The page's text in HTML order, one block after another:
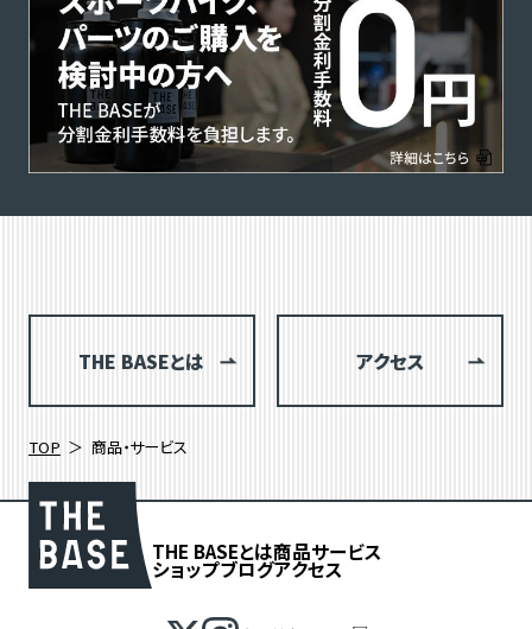
THE BASEとは アクセス
TOP 商品・サービス
THE BASEとは商品サービス
ショップブログアクセス